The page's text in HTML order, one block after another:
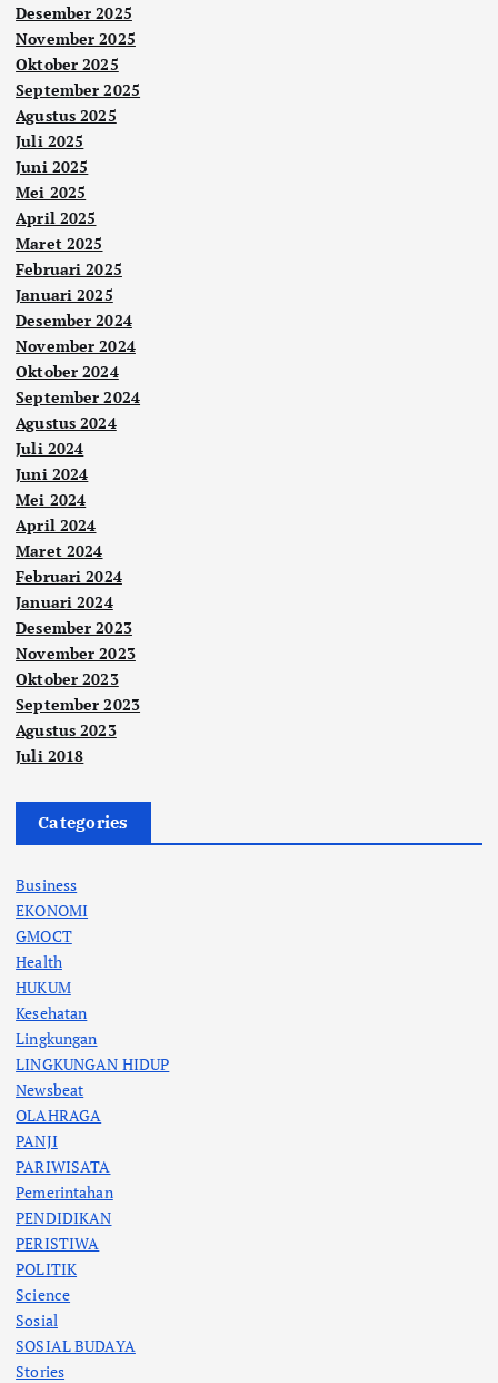
Desember 2025
November 2025
Oktober 2025
September 2025
Agustus 2025
Juli 2025
Juni 2025
Mei 2025
April 2025
Maret 2025
Februari 2025
Januari 2025
Desember 2024
November 2024
Oktober 2024
September 2024
Agustus 2024
Juli 2024
Juni 2024
Mei 2024
April 2024
Maret 2024
Februari 2024
Januari 2024
Desember 2023
November 2023
Oktober 2023
September 2023
Agustus 2023
Juli 2018
Categories
Business
EKONOMI
GMOCT
Health
HUKUM
Kesehatan
Lingkungan
LINGKUNGAN HIDUP
Newsbeat
OLAHRAGA
PANJI
PARIWISATA
Pemerintahan
PENDIDIKAN
PERISTIWA
POLITIK
Science
Sosial
SOSIAL BUDAYA
Stories